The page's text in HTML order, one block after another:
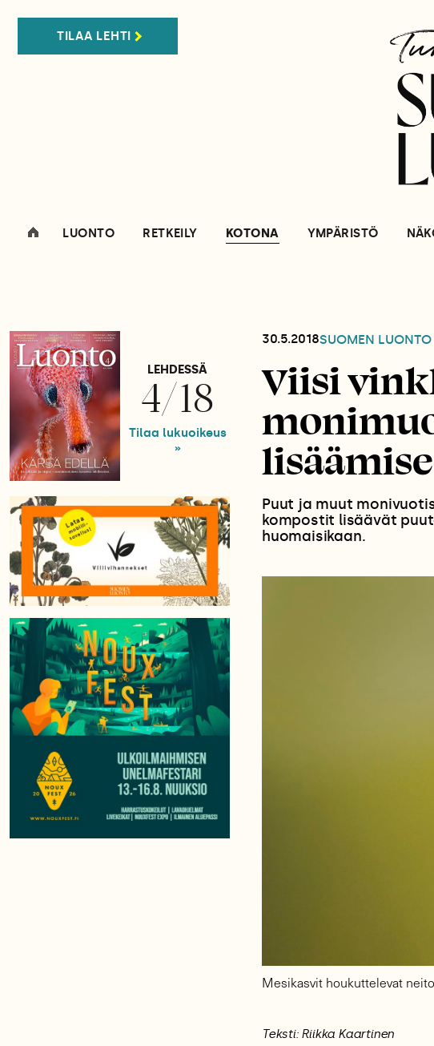
TILAA LEHTI
LUONTO RETKEILY KOTONA YMPÄRISTÖ
LEHDESSÄ
4/18
Tilaa lukuoikeus
»
30.5.2018SUOMEN LUONTO
Viisi
Puut ja muut
kompostit lisäävät
huomaisikaan.
Mesikasvit houkuttelevat
Teksti: Riikka Kaartinen